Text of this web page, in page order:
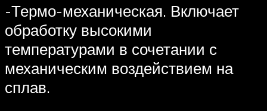
-Термо-механическая. Включает
обработку высокими
температурами в сочетании с
механическим воздействием на
сплав.